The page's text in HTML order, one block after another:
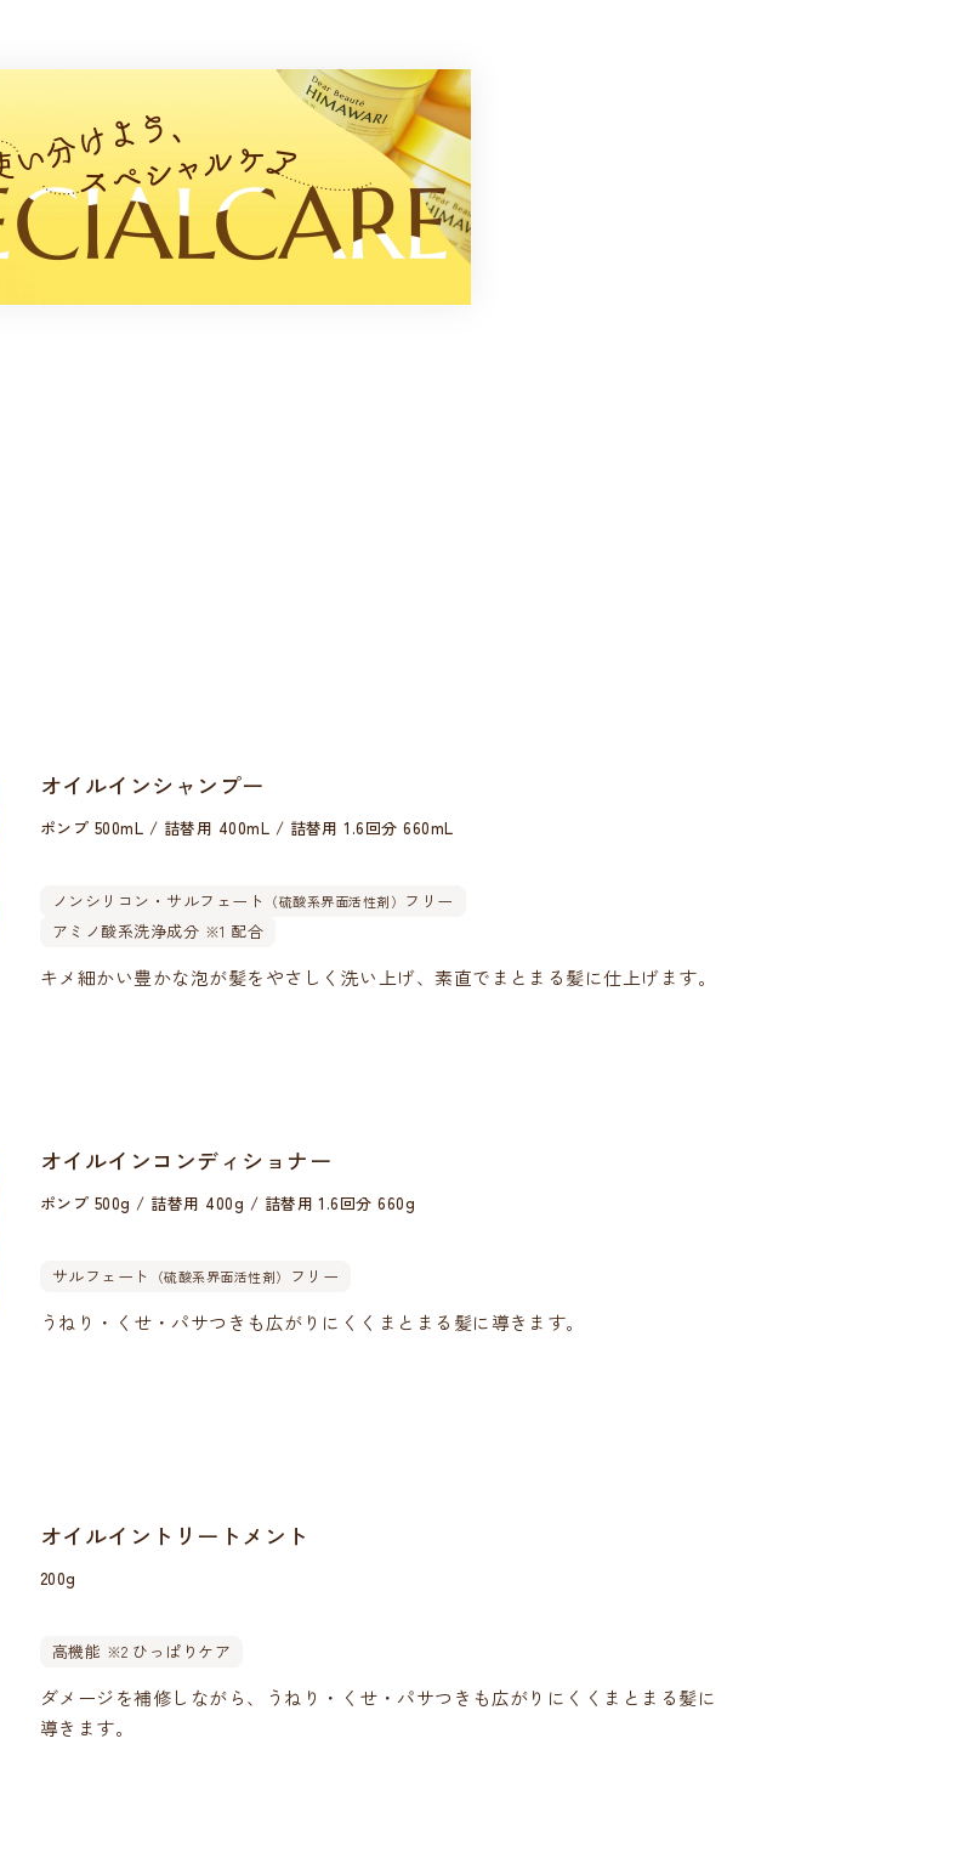
オイルインシャンプー
ポンプ 500mL / 詰替用 400mL / 詰替用 1.6回分 660mL
ノンシリコン・サルフェート （硫酸系界面活性剤） フリー
アミノ酸系洗浄成分 ※1 配合
キメ細かい豊かな泡が髪をやさしく洗い上げ、素直でまとまる髪に仕上げます。
オイルインコンディショナー
ポンプ 500g / 詰替用 400g / 詰替用 1.6回分 660g
サルフェート （硫酸系界面活性剤） フリー
うねり・くせ・パサつきも広がりにくくまとまる髪に導きます。
オイルイントリートメント
200g
高機能 ※2 ひっぱりケア
ダメージを補修しながら、うねり・くせ・パサつきも広がりにくくまとまる髪に
導きます。